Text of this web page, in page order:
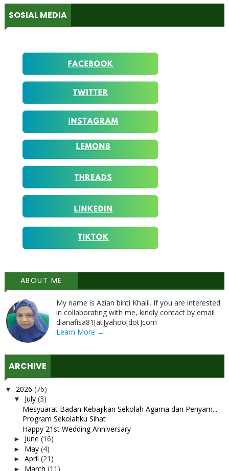
SOSIAL MEDIA
ABOUT ME
My name is Azian binti Khalil. If you are interested
in collaborating with me, kindly contact by email
dianafisa81[at]yahoo[dot]com
Learn More →
ARCHIVE
▼ 2026 (76)
▼ July (3)
Mesyuarat Badan Kebajikan Sekolah Agama dan Penyam...
Program Sekolahku Sihat
Happy 21st Wedding Anniversary
► June (16)
► May (4)
► April (21)
► March (11)